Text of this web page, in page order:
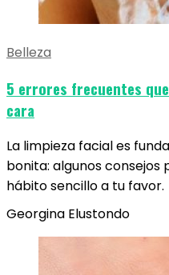
Belleza
5 errores frecuentes
cara
La limpieza facial es
bonita: algunos
hábito sencillo a tu favor.
Georgina Elustondo